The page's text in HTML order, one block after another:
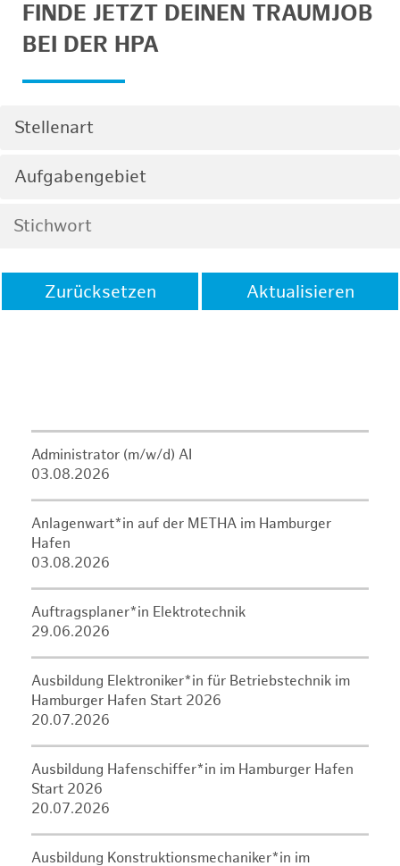
FINDE JETZT DEINEN TRAUMJOB
BEI DER HPA
Stellenart
Aufgabengebiet
Zurücksetzen Aktualisieren
Administrator (m/w/d) AI
03.08.2026
Anlagenwart*in auf der METHA im Hamburger
Hafen
03.08.2026
Auftragsplaner*in Elektrotechnik
29.06.2026
Ausbildung Elektroniker*in für Betriebstechnik im
Hamburger Hafen Start 2026
20.07.2026
Ausbildung Hafenschiffer*in im Hamburger Hafen
Start 2026
20.07.2026
Ausbildung Konstruktionsmechaniker*in im